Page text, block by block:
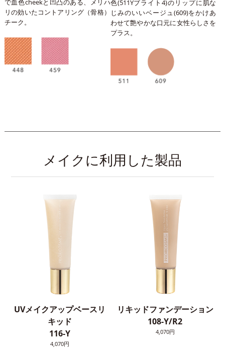
で血色cheekと凹凸のある、メリハ
リの効いたコントアリング（骨格）
チーク。
色(511Yブライト4)のリップに肌な
じみのいいベージュ(609)をかけあ
わせて艶やかな口元に女性らしさを
プラス。
メイクに利用した製品
UVメイクアップベースリ
キッド
116-Y
4,070円
リキッドファンデーション
108-Y/R2
4,070円